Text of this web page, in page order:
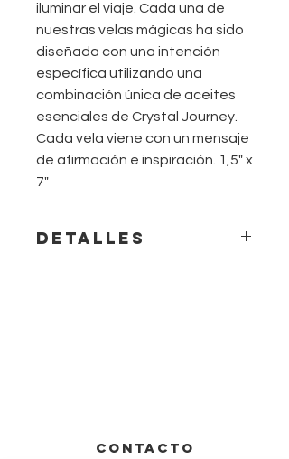
iluminar el viaje. Cada una de
nuestras velas mágicas ha sido
diseñada con una intención
específica utilizando una
combinación única de aceites
esenciales de Crystal Journey.
Cada vela viene con un mensaje
de afirmación e inspiración. 1,5" x
7"
Detalles
CONTACTO